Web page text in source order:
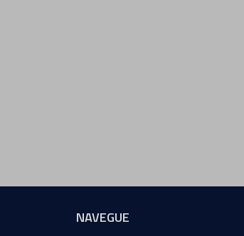
NAVEGUE